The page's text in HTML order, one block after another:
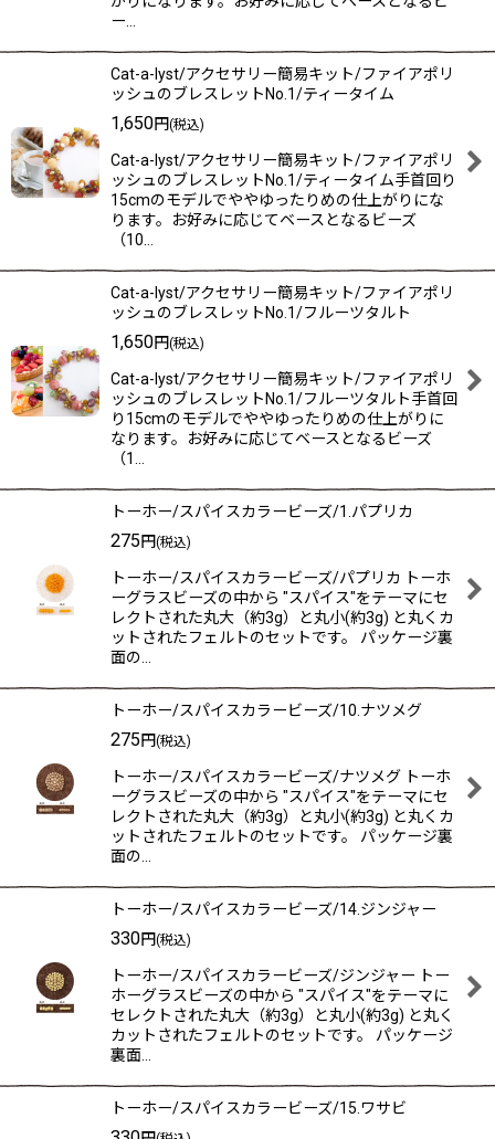
ー…
Cat-a-lyst/アクセサリー簡易キット/ファイアポリ
ッシュのブレスレットNo.1/ティータイム
1,650円(税込)
Cat-a-lyst/アクセサリー簡易キット/ファイアポリ
ッシュのブレスレットNo.1/ティータイム手首回り
15cmのモデルでややゆったりめの仕上がりにな
ります。お好みに応じてベースとなるビーズ
（10…
Cat-a-lyst/アクセサリー簡易キット/ファイアポリ
ッシュのブレスレットNo.1/フルーツタルト
1,650円(税込)
Cat-a-lyst/アクセサリー簡易キット/ファイアポリ
ッシュのブレスレットNo.1/フルーツタルト手首回
り15cmのモデルでややゆったりめの仕上がりに
なります。お好みに応じてベースとなるビーズ
（1…
トーホー/スパイスカラービーズ/1.パプリカ
275円(税込)
トーホー/スパイスカラービーズ/パプリカ トーホ
ーグラスビーズの中から "スパイス"をテーマにセ
レクトされた丸大（約3g）と丸小(約3g) と丸くカ
ットされたフェルトのセットです。 パッケージ裏
面の…
トーホー/スパイスカラービーズ/10.ナツメグ
275円(税込)
トーホー/スパイスカラービーズ/ナツメグ トーホ
ーグラスビーズの中から "スパイス"をテーマにセ
レクトされた丸大（約3g）と丸小(約3g) と丸くカ
ットされたフェルトのセットです。 パッケージ裏
面の…
トーホー/スパイスカラービーズ/14.ジンジャー
330円(税込)
トーホー/スパイスカラービーズ/ジンジャー トー
ホーグラスビーズの中から "スパイス"をテーマに
セレクトされた丸大（約3g）と丸小(約3g) と丸く
カットされたフェルトのセットです。 パッケージ
裏面…
トーホー/スパイスカラービーズ/15.ワサビ